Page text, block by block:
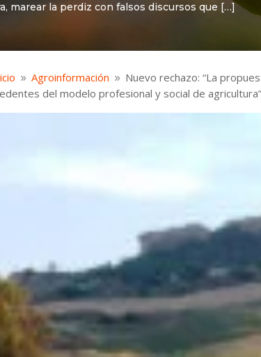
marear la perdiz con falsos discursos que […]
9 Agroinformación 9 Nuevo rechazo: “La
del modelo profesional y social de agricultura”